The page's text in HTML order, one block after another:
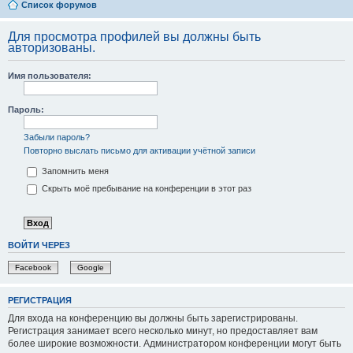
Список форумов
Для просмотра профилей вы должны быть
авторизованы.
Имя пользователя:
Пароль:
Забыли пароль?
Повторно выслать письмо для активации учётной записи
Запомнить меня
Скрыть моё пребывание на конференции в этот раз
ВОЙТИ ЧЕРЕЗ
Facebook Google
РЕГИСТРАЦИЯ
Для входа на конференцию вы должны быть зарегистрированы.
Регистрация занимает всего несколько минут, но предоставляет вам
более широкие возможности. Администратором конференции могут быть